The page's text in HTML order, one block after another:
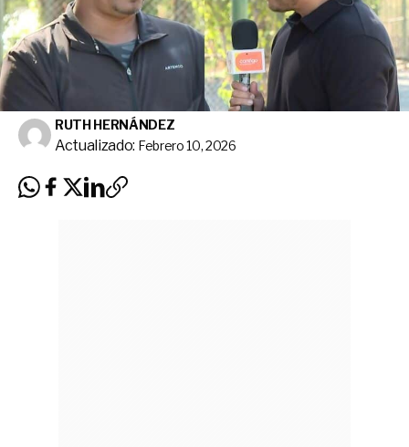
RUTH HERNÁNDEZ
Actualizado: Febrero 10, 2026